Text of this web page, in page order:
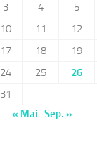
3 4 5
10 11 12
17 18 19
24 25 26
31
« Mai Sep. »